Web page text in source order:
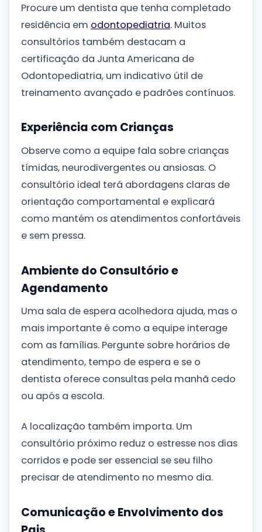
Procure um dentista que tenha completado
residência em odontopediatria. Muitos
consultórios também destacam a
certificação da Junta Americana de
Odontopediatria, um indicativo útil de
treinamento avançado e padrões contínuos.
Experiência com Crianças
Observe como a equipe fala sobre crianças
tímidas, neurodivergentes ou ansiosas. O
consultório ideal terá abordagens claras de
orientação comportamental e explicará
como mantém os atendimentos confortáveis
e sem pressa.
Ambiente do Consultório e
Agendamento
Uma sala de espera acolhedora ajuda, mas o
mais importante é como a equipe interage
com as famílias. Pergunte sobre horários de
atendimento, tempo de espera e se o
dentista oferece consultas pela manhã cedo
ou após a escola.
A localização também importa. Um
consultório próximo reduz o estresse nos dias
corridos e pode ser essencial se seu filho
precisar de atendimento no mesmo dia.
Comunicação e Envolvimento dos